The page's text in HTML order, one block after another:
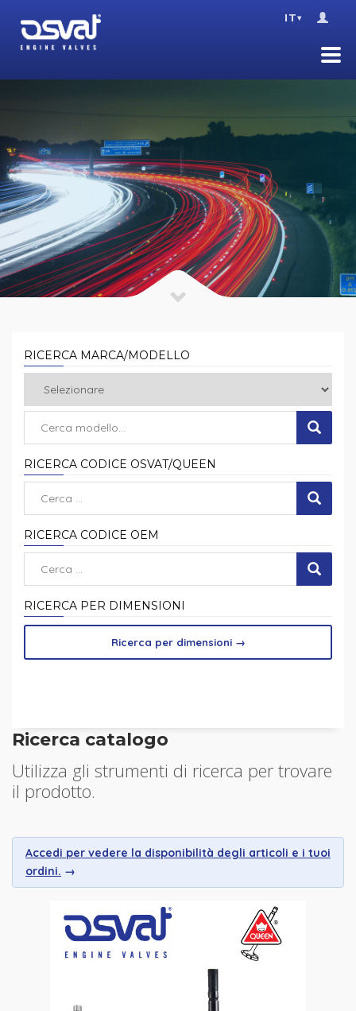
IT▾
Ricerca catalogo
Utilizza gli strumenti di ricerca per trovare
il prodotto.
Accedi per vedere la disponibilità degli articoli e i tuoi
ordini. →
RICERCA MARCA/MODELLO
RICERCA CODICE OSVAT/QUEEN
RICERCA CODICE OEM
RICERCA PER DIMENSIONI
Ricerca per dimensioni→